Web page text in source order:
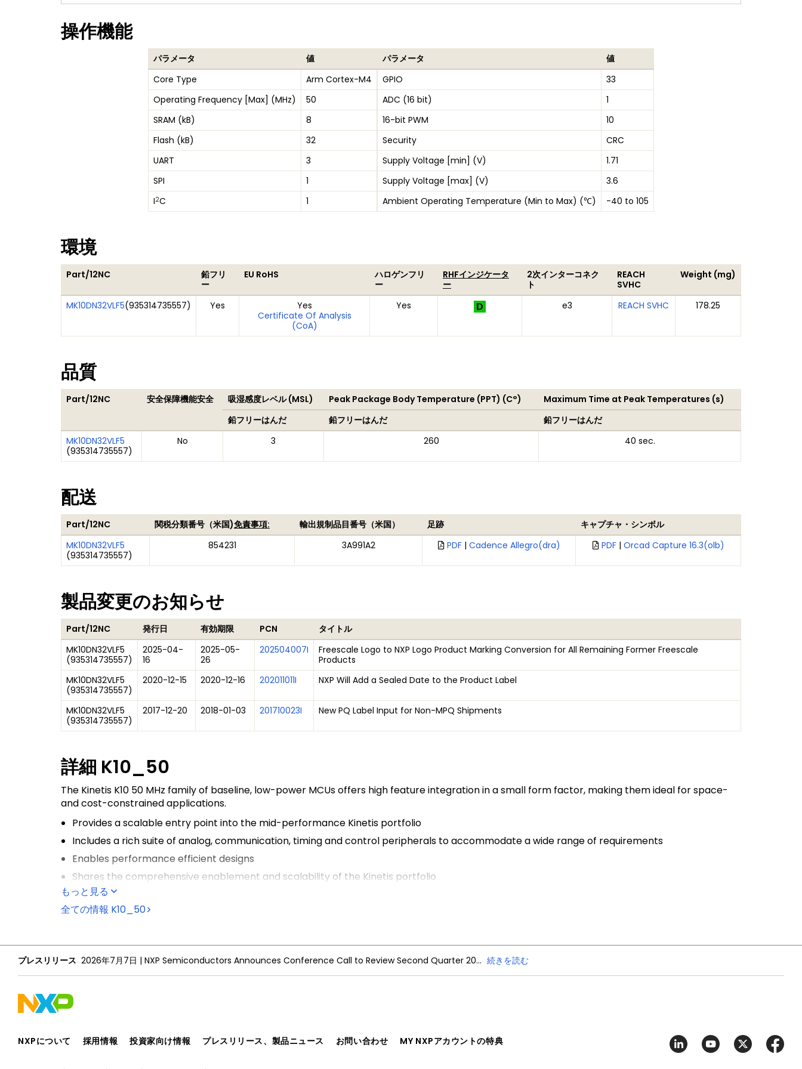
操作機能
パラメータ
値
Core Type
Arm Cortex-M4
Operating Frequency [Max] (MHz)
50
SRAM (kB)
8
Flash (kB)
32
UART
3
SPI
1
I2C 1
パラメータ
値
GPIO
33
ADC (16 bit)
1
16-bit PWM
10
Security
CRC
Supply Voltage [min] (V)
1.71
Supply Voltage [max] (V)
3.6
Ambient Operating Temperature (Min to Max) (℃)
-40 to 105
環境
Part/12NC
鉛フリ
ー
EU RoHS
ハロゲンフリ
ー
RHFインジケータ
ー
2次インターコネク
ト
REACH
SVHC
Weight (mg)
MK10DN32VLF5(935314735557) Yes
Yes
Certificate Of Analysis
(CoA)
Yes e3 REACH SVHC 178.25
品質
Part/12NC 安全保障機能安全 吸湿感度レベル (MSL) Peak Package Body Temperature (PPT) (C°)
Maximum Time at Peak Temperatures (s)
鉛フリーはんだ
鉛フリーはんだ
鉛フリーはんだ
MK10DN32VLF5
(935314735557)
No 3 260 40 sec.
配送
Part/12NC 関税分類番号（米国)免責事項: 輸出規制品目番号（米国） 足跡
キャプチャ・シンボル
MK10DN32VLF5
(935314735557)
854231 3A991A2 PDF| Cadence Allegro(dra) PDF| Orcad Capture 16.3(olb)
製品変更のお知らせ
Part/12NC 発行日 有効期限 PCN
タイトル
MK10DN32VLF5
(935314735557)
2025-04-
16
2025-05-
26
202504007I
Freescale Logo to NXP Logo Product Marking Conversion for All Remaining Former Freescale
Products
MK10DN32VLF5
(935314735557)
2020-12-15 2020-12-16 202011011I NXP Will Add a Sealed Date to the Product Label
MK10DN32VLF5
(935314735557)
2017-12-20 2018-01-03 201710023I New PQ Label Input for Non-MPQ Shipments
詳細 K10_50
The Kinetis K10 50 MHz family of baseline, low-power MCUs offers high feature integration in a small form factor, making them ideal for space-
and cost-constrained applications.
Provides a scalable entry point into the mid-performance Kinetis portfolio
Includes a rich suite of analog, communication, timing and control peripherals to accommodate a wide range of requirements
Enables performance efficient designs
Shares the comprehensive enablement and scalability of the Kinetis portfolio
もっと見る
全ての情報 K10_50
プレスリリース 2026年7月7日 | NXP Semiconductors Announces Conference Call to Review Second Quarter 2026 Financial Results 続きを読む
NXPについて 採用情報 投資家向け情報 プレスリリース、製品ニュース お問い合わせ MY NXPアカウントの特典